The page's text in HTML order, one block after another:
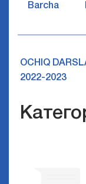
Barcha
OCHIQ
2022-2023